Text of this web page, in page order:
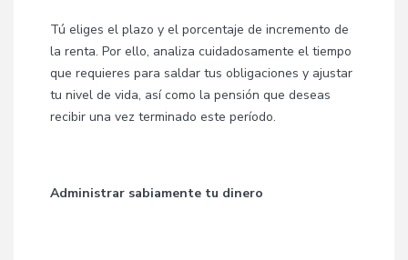
Tú eliges el plazo y el porcentaje de incremento de
la renta. Por ello, analiza cuidadosamente el tiempo
que requieres para saldar tus obligaciones y ajustar
tu nivel de vida, así como la pensión que deseas
recibir una vez terminado este período.
Administrar sabiamente tu dinero